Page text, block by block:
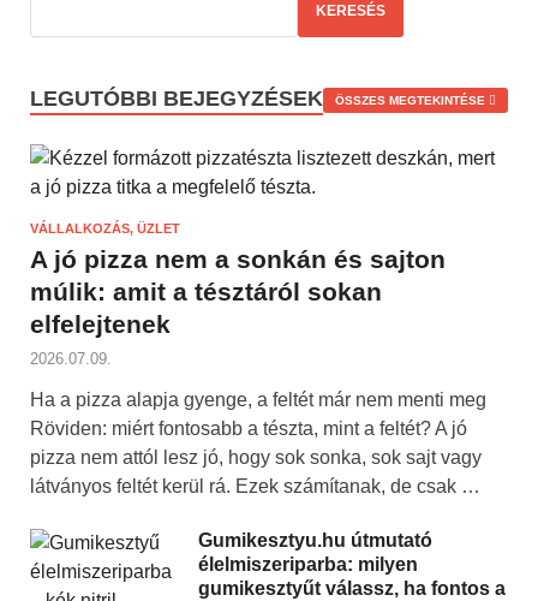
KERESÉS
LEGUTÓBBI BEJEGYZÉSEK ÖSSZES MEGTEKINTÉSE
VÁLLALKOZÁS, ÜZLET
A jó pizza nem a sonkán és sajton
múlik: amit a tésztáról sokan
elfelejtenek
2026.07.09.
Ha a pizza alapja gyenge, a feltét már nem menti meg
Röviden: miért fontosabb a tészta, mint a feltét? A jó
pizza nem attól lesz jó, hogy sok sonka, sok sajt vagy
látványos feltét kerül rá. Ezek számítanak, de csak …
Gumikesztyu.hu útmutató
élelmiszeriparba: milyen
gumikesztyűt válassz, ha fontos a